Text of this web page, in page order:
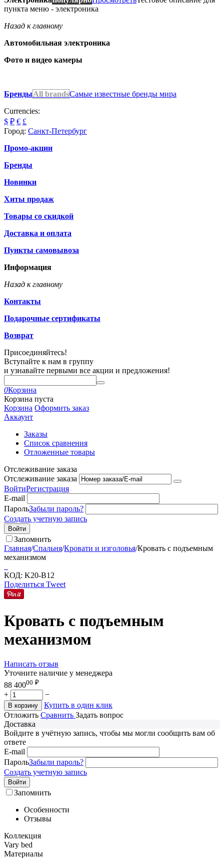
пункта меню - электроника
Назад к главному
Автомобильная электроника
Фото и видео камеры
БрендыAll brandsСамые известные бренды мира
Currencies:
$ ₽ € £
Город: Санкт-Петербург
Промо-акции
Бренды
Новинки
Хиты продаж
Товары со скидкой
Доставка и оплата
Пункты самовывоза
Информация
Назад к главному
Контакты
Подарочные сертификаты
Возврат
Присоединяйтесь!
Вступайте к нам в группу
и узнавайте первыми все акции и предложения!
0Корзина
Корзина пуста
Корзина Оформить заказ
Аккаунт
Заказы
Список сравнения
Отложенные товары
Отслеживание заказа
Отслеживание заказа
ВойтиРегистрация
E-mail
ПарольЗабыли пароль?
Создать учетную запись
Войти
Запомнить
Главная/Спальня/Кровати и изголовья/Кровать с подъемным
механизмом
КОД: K20-B12
Поделиться Tweet
Кровать с подъемным
механизмом
Написать отзыв
Уточните наличие у менеджера
88 40000 ₽
+ −
В корзину
Купить в один клик
Отложить Сравнить Задать вопрос
Доставка
Войдите в учётную запись, чтобы мы могли сообщить вам об
ответе
E-mail
ПарольЗабыли пароль?
Создать учетную запись
Войти
Запомнить
Особенности
Отзывы
Коллекция
Vary bed
Материалы